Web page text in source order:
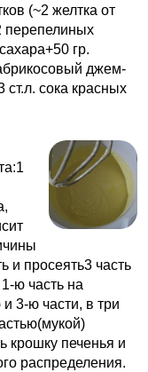
(~2 желтка от
перепелиных
гр.
джем-
ст.л. сока красных
и просеять3 часть
ю часть на
3-ю части, в три
крошку печенья и
распределения.